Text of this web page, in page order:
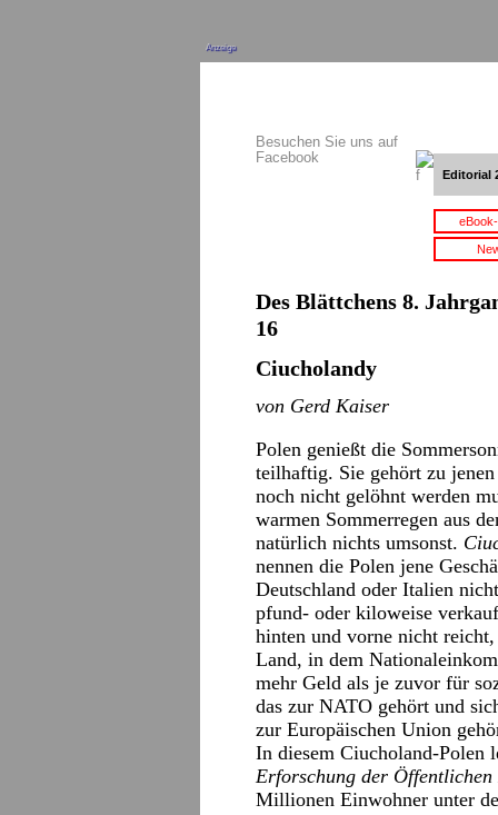
Anzeige
Besuchen Sie uns auf
Facebook
Editorial
Des Blättchens 8.
16
Ciucholandy
von Gerd Kaiser
Polen genießt die
teilhaftig. Sie gehört zu
noch nicht gelöhnt werden
warmen Sommerregen aus
natürlich nichts umsonst.
nennen die Polen jene
Deutschland oder Italien
pfund- oder kiloweise
hinten und vorne nicht
Land, in dem
mehr Geld als je zuvor für
das zur NATO gehört und
zur Europäischen Union
In diesem Ciucholand-Polen
Erforschung der
Millionen Einwohner unter